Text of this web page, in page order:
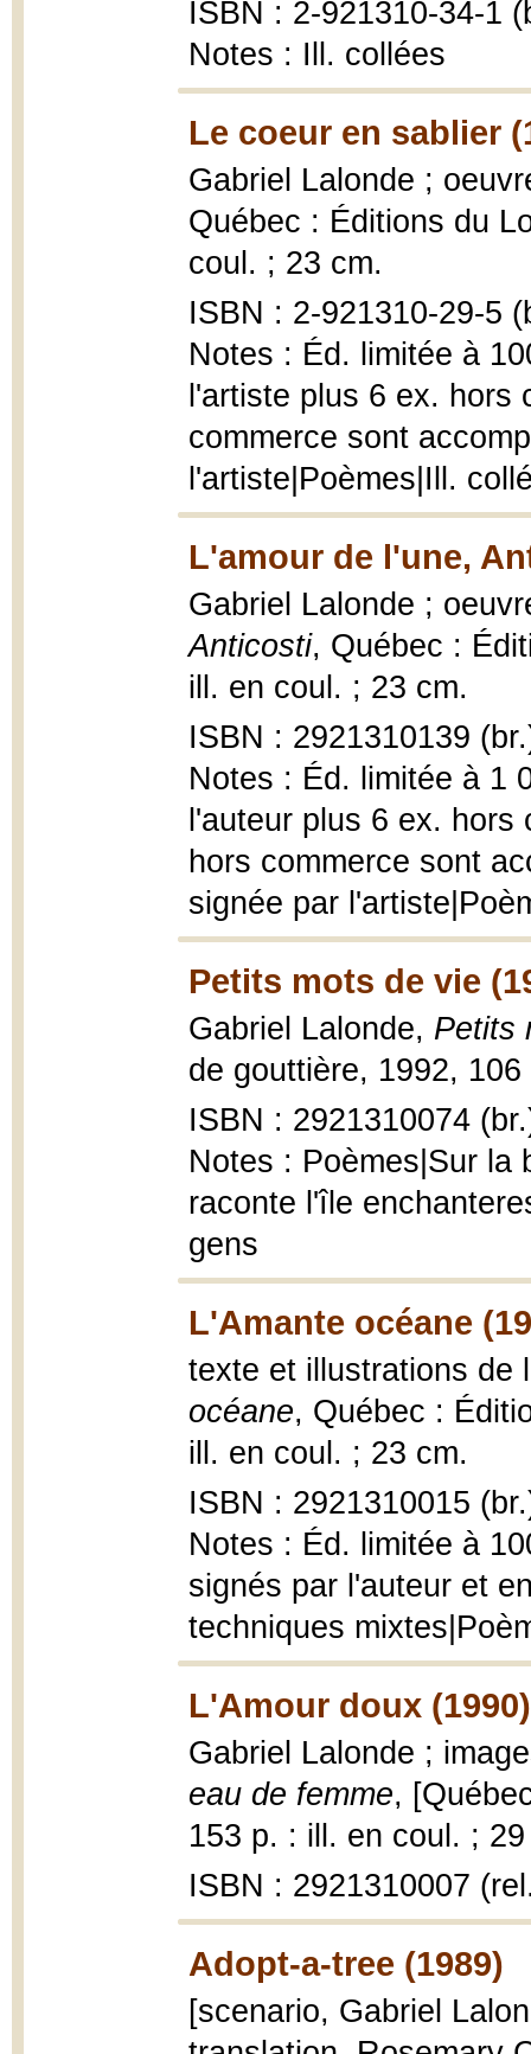
ISBN : 2-921310-34-1
Notes : Ill. collées
Le coeur en sablier
Gabriel Lalonde ;
Québec : Éditions du
coul. ; 23 cm.
ISBN : 2-921310-29-5
Notes : Éd. limitée à
l'artiste plus 6 ex. hors
commerce sont
l'artiste|Poèmes|Ill.
L'amour de l'une,
Gabriel Lalonde ;
Anticosti, Québec :
ill. en coul. ; 23 cm.
ISBN : 2921310139
Notes : Éd. limitée à 1
l'auteur plus 6 ex.
hors commerce sont
signée par
Petits mots de vie
Gabriel Lalonde, Petits
de gouttière, 1992,
ISBN : 2921310074
Notes : Poèmes|Sur la
raconte l'île
gens
L'Amante océane
texte et illustrations de
océane, Québec :
ill. en coul. ; 23 cm.
ISBN : 2921310015
Notes : Éd. limitée à
signés par l'auteur et
techniques
L'Amour doux (1990)
Gabriel Lalonde ;
eau de femme,
153 p. : ill. en coul. ;
ISBN : 2921310007
Adopt-a-tree (1989)
[scenario, Gabriel